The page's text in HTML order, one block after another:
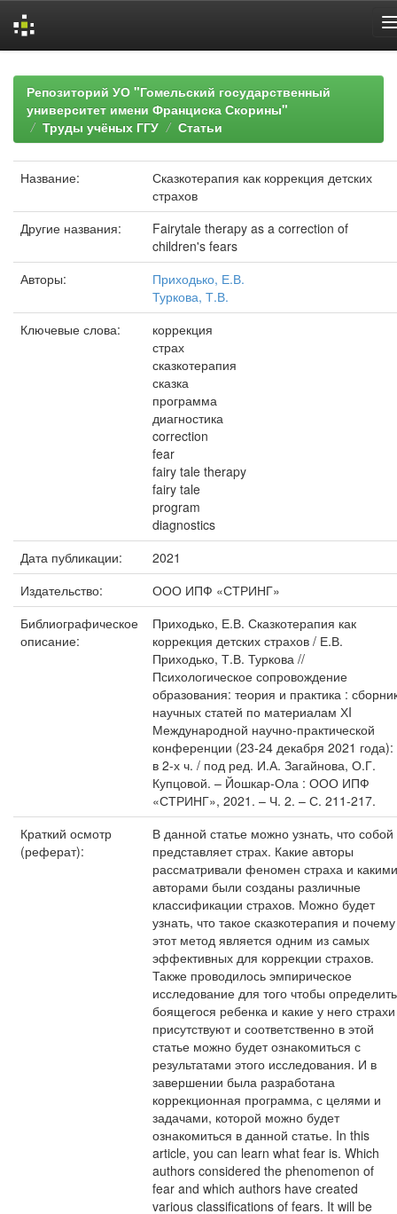
navigationРепозиторий УО "Гомельский государственный
университет имени Франциска Скорины"
Труды учёных ГГУ
Статьи
Название:
Сказкотерапия как коррекция детских
страхов
Другие названия:
Fairytale therapy as a correction of
children's fears
Авторы:
Приходько, Е.В.
Туркова, Т.В.
Ключевые слова:
коррекция
страх
сказкотерапия
сказка
программа
диагностика
correction
fear
fairy tale therapy
fairy tale
program
diagnostics
Дата публикации:
2021
Издательство:
ООО ИПФ «СТРИНГ»
Библиографическое
описание:
Приходько, Е.В. Сказкотерапия как
коррекция детских страхов / Е.В.
Приходько, Т.В. Туркова //
Психологическое сопровождение
образования: теория и практика :
научных статей по материалам ХI
Международной научно-практической
конференции (23-24 декабря 2021 года):
в 2-х ч. / под ред. И.А. Загайнова, О.Г.
Купцовой. – Йошкар-Ола : ООО ИПФ
«СТРИНГ», 2021. – Ч. 2. – С. 211-217.
Краткий осмотр
(реферат):
В данной статье можно узнать, что собой
представляет страх. Какие авторы
рассматривали феномен страха и какими
авторами были созданы различные
классификации страхов. Можно будет
узнать, что такое сказкотерапия и почему
этот метод является одним из самых
эффективных для коррекции страхов.
Также проводилось эмпирическое
исследование для того чтобы определить
боящегося ребенка и какие у него страхи
присутствуют и соответственно в этой
статье можно будет ознакомиться с
результатами этого исследования. И в
завершении была разработана
коррекционная программа, с целями и
задачами, которой можно будет
ознакомиться в данной статье. In this
article, you can learn what fear is. Which
authors considered the phenomenon of
fear and which authors have created
various classifications of fears. It will be